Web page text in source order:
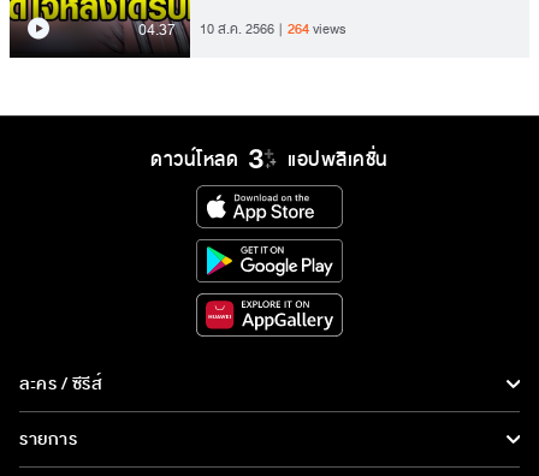
04.37 10 ส.ค. 2566 264views
ดาวน์โหลด แอปพลิเคชั่น
ละคร / ซีรีส์
ซีรีส์นานาชาติ
รายการ